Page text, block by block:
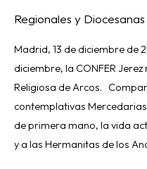
Regionales y Diocesanas
Madrid, 13 de diciembre de
diciembre, la CONFER
Religiosa de Arcos.
contemplativas
de primera mano, la vida
y a las Hermanitas de los